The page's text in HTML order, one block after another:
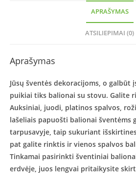
APRAŠYMAS
ATSILIEPIMAI (0)
Aprašymas
Jūsų šventės dekoracijoms, o galbūt
puikiai tiks balionai su stovu. Galite
Auksiniai, juodi, platinos spalvos,
lašeliais papuošti balionai šventėms
tarpusavyje, taip sukuriant
pat galite rinktis ir vienos spalvos
Tinkamai pasirinkti šventiniai
erdvėje, juos lengvai pritaikysite